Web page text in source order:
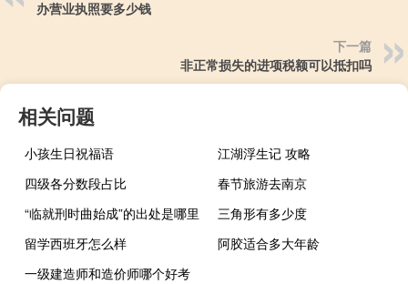
办营业执照要多少钱
下一篇
非正常损失的进项税额可以抵扣吗
相关问题
小孩生日祝福语
江湖浮生记 攻略
四级各分数段占比
春节旅游去南京
“临就刑时曲始成”的出处是哪里
三角形有多少度
留学西班牙怎么样
阿胶适合多大年龄
一级建造师和造价师哪个好考